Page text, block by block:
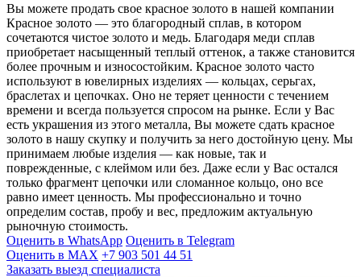
Вы можете продать свое красное золото в нашей компании
Красное золото — это благородный сплав, в котором
сочетаются чистое золото и медь. Благодаря меди сплав
приобретает насыщенный теплый оттенок, а также становится
более прочным и износостойким. Красное золото часто
используют в ювелирных изделиях — кольцах, серьгах,
браслетах и цепочках. Оно не теряет ценности с течением
времени и всегда пользуется спросом на рынке. Если у Вас
есть украшения из этого металла, Вы можете сдать красное
золото в нашу скупку и получить за него достойную цену. Мы
принимаем любые изделия — как новые, так и
поврежденные, с клеймом или без. Даже если у Вас остался
только фрагмент цепочки или сломанное кольцо, оно все
равно имеет ценность. Мы профессионально и точно
определим состав, пробу и вес, предложим актуальную
рыночную стоимость.
Оценить в WhatsApp Оценить в Telegram
Оценить в MAX +7 903 501 44 51
Заказать выезд специалиста